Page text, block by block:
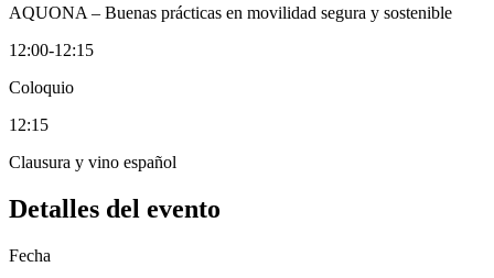
AQUONA – Buenas prácticas en movilidad segura y sostenible
12:00-12:15
Coloquio
12:15
Clausura y vino español
Detalles del evento
Fecha